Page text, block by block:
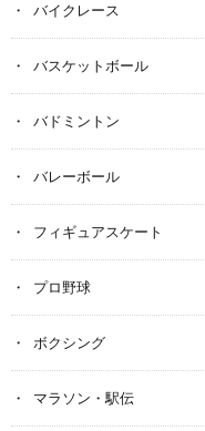
バイクレース
バスケットボール
バドミントン
バレーボール
フィギュアスケート
プロ野球
ボクシング
マラソン・駅伝